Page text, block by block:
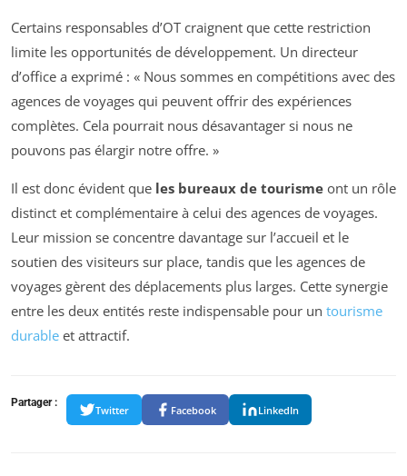
Certains responsables d’OT craignent que cette restriction
limite les opportunités de développement. Un directeur
d’office a exprimé : « Nous sommes en compétitions avec des
agences de voyages qui peuvent offrir des expériences
complètes. Cela pourrait nous désavantager si nous ne
pouvons pas élargir notre offre. »
Il est donc évident que les bureaux de tourisme ont un rôle
distinct et complémentaire à celui des agences de voyages.
Leur mission se concentre davantage sur l’accueil et le
soutien des visiteurs sur place, tandis que les agences de
voyages gèrent des déplacements plus larges. Cette synergie
entre les deux entités reste indispensable pour un tourisme
durable et attractif.
Partager :
Twitter Facebook LinkedIn